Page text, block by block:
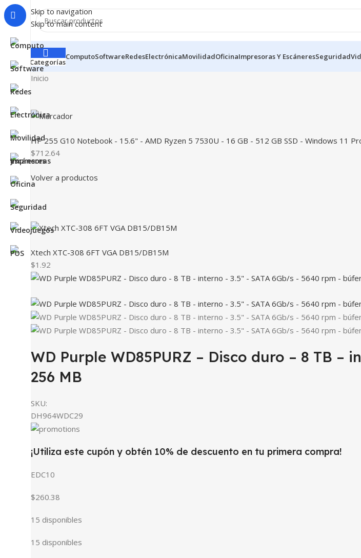
Skip to navigation
Skip to main content
Categorías
ComputoSoftwareRedesElectrónicaMovilidadOficinaImpresoras Y EscáneresSeguridad
Inicio
HP 255 G10 Notebook - 15.6" - AMD Ryzen 5 7530U - 16 GB - 512 GB SSD - Windows 11
$712.64
Volver a productos
Xtech XTC-308 6FT VGA DB15/DB15M
$1.92
WD Purple WD85PURZ – Disco duro – 8 TB –
256 MB
SKU:
DH964WDC29
¡Utiliza este cupón y obtén 10% de descuento en tu primera compra!
EDC10
$260.38
15 disponibles
15 disponibles